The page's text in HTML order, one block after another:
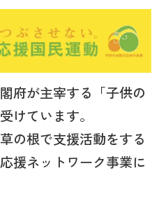
府が主宰する「子供の
けています。
の根で支援活動をする
援ネットワーク事業に